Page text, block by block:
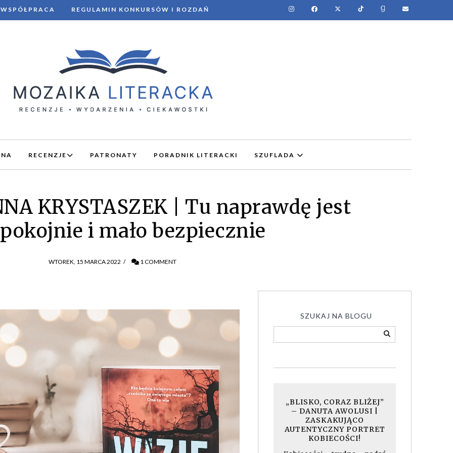
WSPÓŁPRACA REGULAMIN KONKURSÓW I ROZDAŃ
RECENZJE PATRONATY PORADNIK LITERACKI SZUFLADA
KRYSTASZEK | Tu naprawdę jest
i mało bezpiecznie
WTOREK, 15 MARCA 2022 / 1 COMMENT
SZUKAJ NA BLOGU
„BLISKO, CORAZ BLIŻEJ”
– DANUTA AWOLUSI |
ZASKAKUJĄCO
AUTENTYCZNY PORTRET
KOBIECOŚCI!